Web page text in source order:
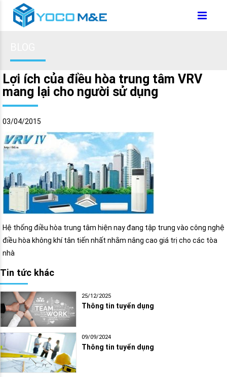
Lợi ích của điều hòa trung tâm VRV
mang lại cho người sử dụng
03/04/2015
Hệ thống điều hòa trung tâm hiện nay đang tập trung vào công nghệ
điều hòa không khí tân tiến nhất nhằm nâng cao giá trị cho các tòa
nhà
Tin tức khác
25/12/2025
Thông tin tuyển dụng
09/09/2024
Thông tin tuyển dụng